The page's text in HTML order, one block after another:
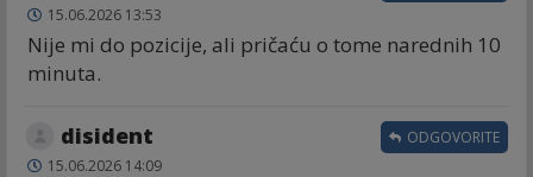
15.06.2026 13:53
Nije mi do pozicije, ali pričaću o tome narednih 10
minuta.
disident
15.06.2026 14:09
ODGOVORITE